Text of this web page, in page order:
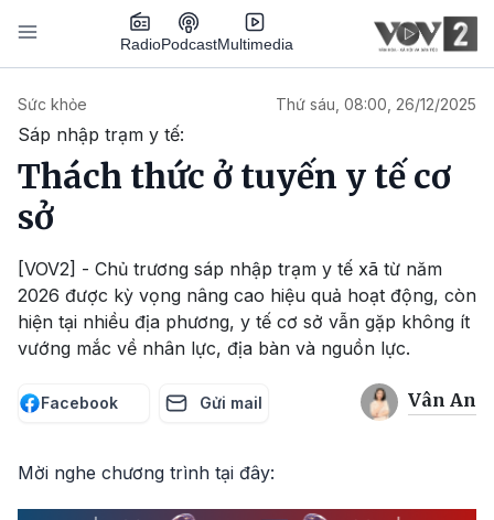
Nhảy đến nội dung
RadioPodcastMultimedia
Sức khỏe Thứ sáu, 08:00, 26/12/2025
Sáp nhập trạm y tế:
Thách thức ở tuyến y tế cơ
sở
[VOV2] - Chủ trương sáp nhập trạm y tế xã từ năm
2026 được kỳ vọng nâng cao hiệu quả hoạt động, còn
hiện tại nhiều địa phương, y tế cơ sở vẫn gặp không ít
vướng mắc về nhân lực, địa bàn và nguồn lực.
Facebook Gửi mail Vân An
Mời nghe chương trình tại đây: